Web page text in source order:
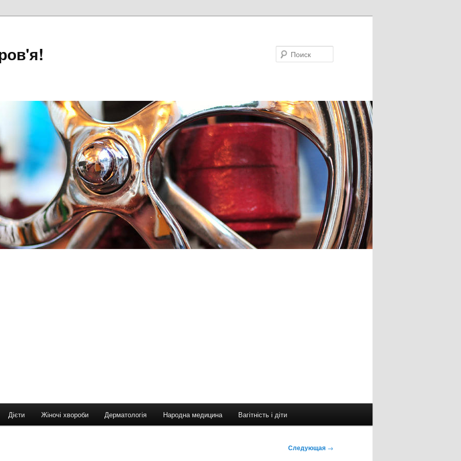
Дієти Жіночі хвороби Дерматологія Народна медицина Вагітність і діти
Следующая →